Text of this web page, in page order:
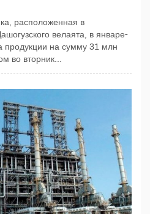
расположенная в
велаята, в январе-
продукции на сумму 31 млн
во вторник...